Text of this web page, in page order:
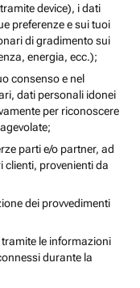
device), i dati
preferenze e sui tuoi
di gradimento sui
energia, ecc.);
consenso e nel
dati personali idonei
per riconoscere
parti e/o partner, ad
clienti, provenienti da
dei provvedimenti
tramite le informazioni
durante la